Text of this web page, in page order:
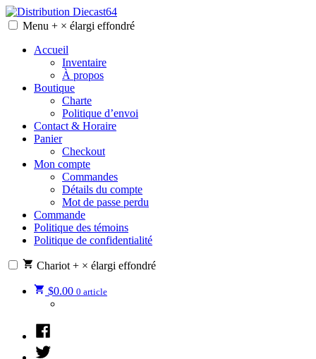
Skip
to
Distribution Diecast64
Une passion, un mode de vie.
Menu + × élargi effondré
Accueil
Inventaire
À propos
Boutique
Charte
Politique d’envoi
Contact & Horaire
Panier
Checkout
Mon compte
Commandes
Détails du compte
Mot de passe perdu
Commande
Politique des témoins
Politique de confidentialité
Chariot + × élargi effondré
$0.00 0 article
Facebook
Twitter